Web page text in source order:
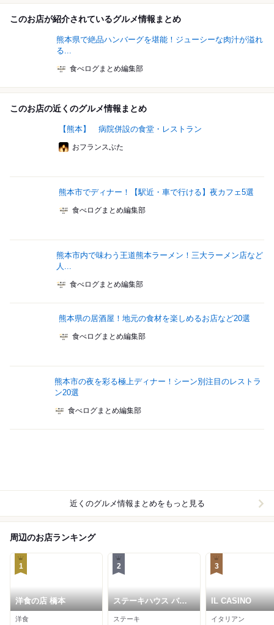
このお店が紹介されているグルメ情報まとめ
熊本県で絶品ハンバーグを堪能！ジューシーな肉汁が溢れ
る...
食べログまとめ編集部
このお店の近くのグルメ情報まとめ
【熊本】 病院併設の食堂・レストラン
おフランスぶた
熊本市でディナー！【駅近・車で行ける】夜カフェ5選
食べログまとめ編集部
熊本市内で味わう王道熊本ラーメン！三大ラーメン店など
人...
食べログまとめ編集部
熊本県の居酒屋！地元の食材を楽しめるお店など20選
食べログまとめ編集部
熊本市の夜を彩る極上ディナー！シーン別注目のレストラ
ン20選
食べログまとめ編集部
近くのグルメ情報まとめをもっと見る
周辺のお店ランキング
1
洋食の店 橋本
洋食
2
ステーキハウス バロ
ン
ステーキ
3
IL CASINO
イタリアン